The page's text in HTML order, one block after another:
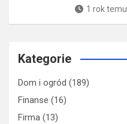
1 rok temu
Kategorie
Dom i ogród (189)
Finanse (16)
Firma (13)